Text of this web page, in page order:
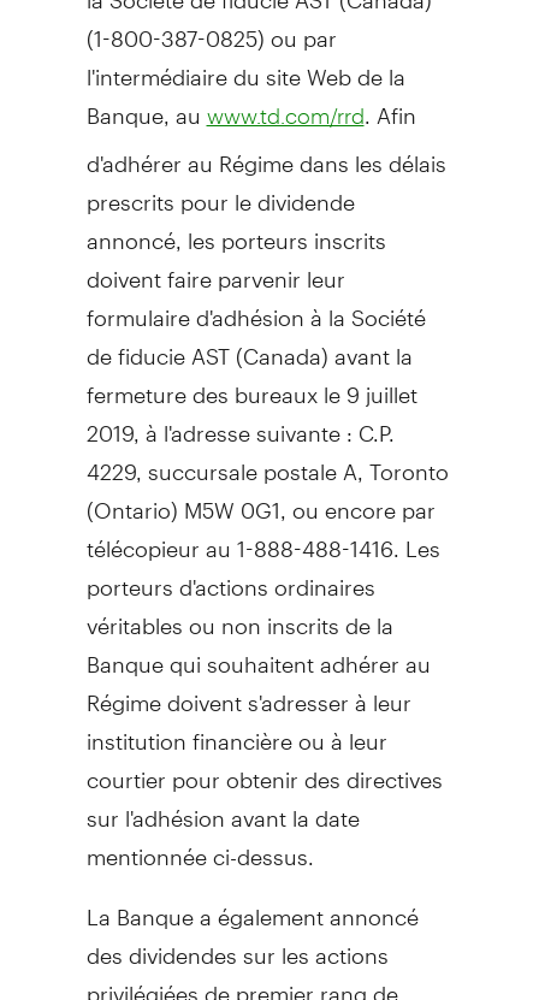
(1-800-387-0825) ou par
l'intermédiaire du site Web de la
Banque, au www.td.com/rrd . Afin
d'adhérer au Régime dans les délais
prescrits pour le dividende
annoncé, les porteurs inscrits
doivent faire parvenir leur
formulaire d'adhésion à la Société
de fiducie AST (Canada) avant la
fermeture des bureaux le 9 juillet
2019, à l'adresse suivante : C.P.
4229, succursale postale A, Toronto
(Ontario) M5W 0G1, ou encore par
télécopieur au 1-888-488-1416. Les
porteurs d'actions ordinaires
véritables ou non inscrits de la
Banque qui souhaitent adhérer au
Régime doivent s'adresser à leur
institution financière ou à leur
courtier pour obtenir des directives
sur l'adhésion avant la date
mentionnée ci-dessus.
La Banque a également annoncé
des dividendes sur les actions
privilégiées de premier rang de